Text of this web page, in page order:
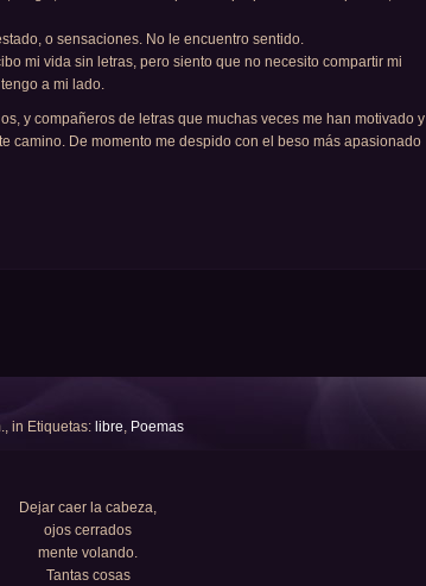
o sensaciones. No le encuentro sentido.
mi vida sin letras, pero siento que no necesito compartir mi
a mi lado.
y compañeros de letras que muchas veces me han motivado y
camino. De momento me despido con el beso más apasionado
in Etiquetas: libre, Poemas
Dejar caer la cabeza,
ojos cerrados
mente volando.
Tantas cosas